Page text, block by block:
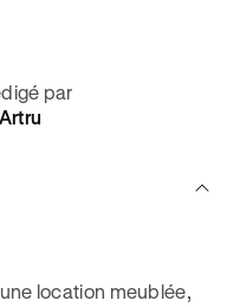
par
location meublée,